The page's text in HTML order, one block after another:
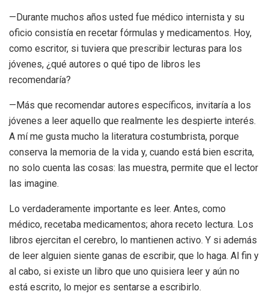
— Durante muchos años usted fue médico internista y su
oficio consistía en recetar fórmulas y medicamentos. Hoy,
como escritor, si tuviera que prescribir lecturas para los
jóvenes, ¿qué autores o qué tipo de libros les
recomendaría?
—Más que recomendar autores específicos, invitaría a los
jóvenes a leer aquello que realmente les despierte interés.
A mí me gusta mucho la literatura costumbrista, porque
conserva la memoria de la vida y, cuando está bien escrita,
no solo cuenta las cosas: las muestra, permite que el lector
las imagine.
Lo verdaderamente importante es leer. Antes, como
médico, recetaba medicamentos; ahora receto lectura. Los
libros ejercitan el cerebro, lo mantienen activo. Y si además
de leer alguien siente ganas de escribir, que lo haga. Al fin y
al cabo, si existe un libro que uno quisiera leer y aún no
está escrito, lo mejor es sentarse a escribirlo.